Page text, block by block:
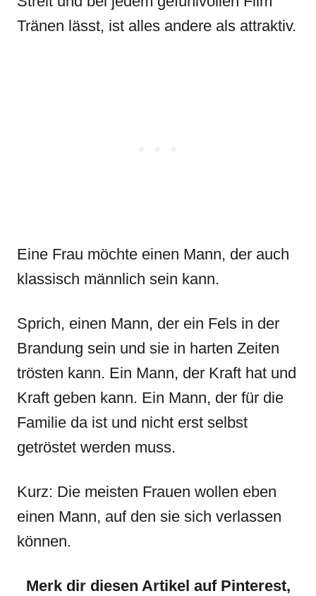
Tränen lässt, ist alles andere als attraktiv.
Eine Frau möchte einen Mann, der auch
klassisch männlich sein kann.
Sprich, einen Mann, der ein Fels in der
Brandung sein und sie in harten Zeiten
trösten kann. Ein Mann, der Kraft hat und
Kraft geben kann. Ein Mann, der für die
Familie da ist und nicht erst selbst
getröstet werden muss.
Kurz: Die meisten Frauen wollen eben
einen Mann, auf den sie sich verlassen
können.
Merk dir diesen Artikel auf Pinterest,